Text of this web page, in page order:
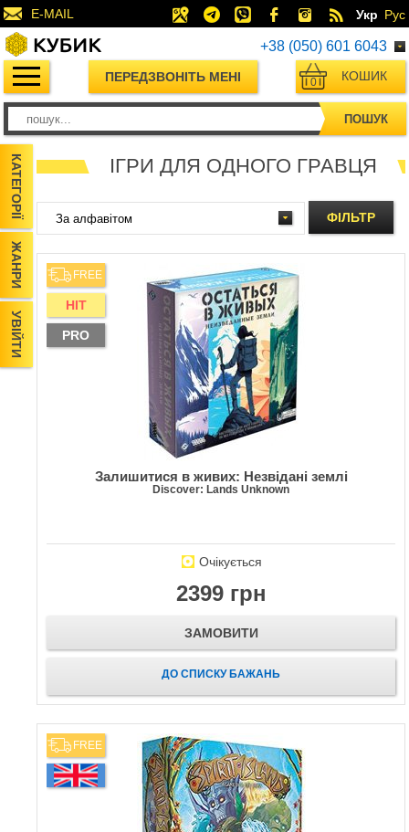
E-MAIL Укр Рус
+38 (050) 601 6043
ПЕРЕДЗВОНІТЬ МЕНІ КОШИК
0
ПОШУК
КАТЕГОРІЇ
ЖАНРИ
УВІЙТИ
ІГРИ ДЛЯ ОДНОГО ГРАВЦЯ
ФІЛЬТР
FREE
HIT
PRO
Залишитися в живих: Незвідані землі
Discover: Lands Unknown
Очікується
2399 грн
ЗАМОВИТИ
ДО СПИСКУ БАЖАНЬ
FREE